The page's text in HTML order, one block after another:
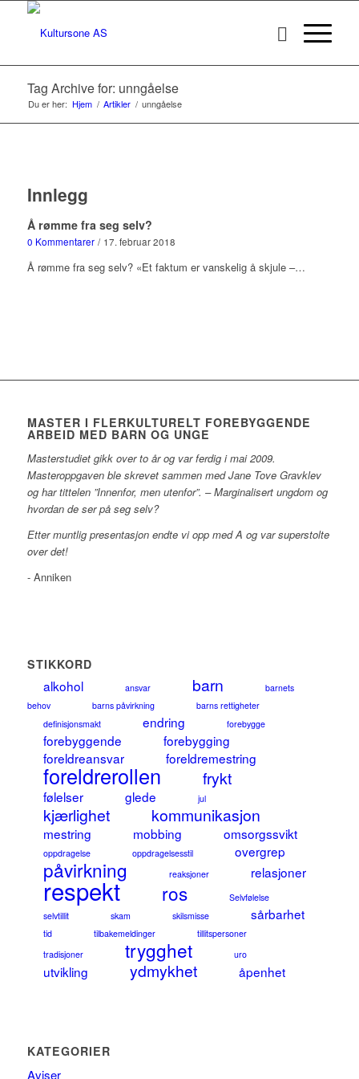
Tag Archive for: unngåelse
Du er her: Hjem / Artikler / unngåelse
Innlegg
Å rømme fra seg selv?
0 Kommentarer / 17. februar 2018
Å rømme fra seg selv? «Et faktum er vanskelig å skjule –…
MASTER I FLERKULTURELT FOREBYGGENDE
ARBEID MED BARN OG UNGE
Masterstudiet gikk over to år og var ferdig i mai 2009.
Masteroppgaven ble skrevet sammen med Jane Tove Gravklev
og har tittelen ”Innenfor, men utenfor”. – Marginalisert ungdom og
hvordan de ser på seg selv?
Etter muntlig presentasjon endte vi opp med A og var superstolte
over det!
- Anniken
STIKKORD
alkohol ansvar barn
barnets
behov
barns påvirkning
barns rettigheter
definisjonsmakt
endring forebygge
forebyggende
forebygging
foreldreansvar
foreldremestring
foreldrerollen frykt
følelser glede jul
kjærlighet kommunikasjon
mestring mobbing omsorgssvikt
oppdragelse oppdragelsesstil overgrep
påvirkning reaksjoner relasjoner
respekt ros
Selvfølelse
selvtillit
skam skilsmisse sårbarhet
tid tilbakemeldinger
tillitspersoner
tradisjoner
trygghet uro
utvikling ydmykhet åpenhet
KATEGORIER
Aviser